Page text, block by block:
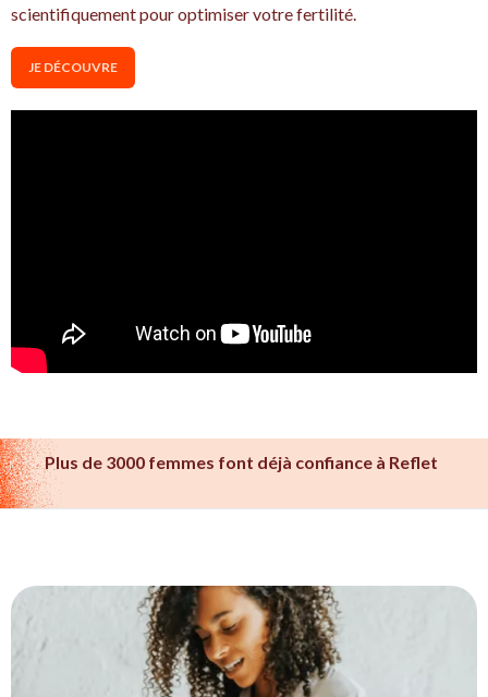
scientifiquement pour optimiser votre fertilité.
JE DÉCOUVRE
Plus de 3000 femmes font déjà confiance à Reflet